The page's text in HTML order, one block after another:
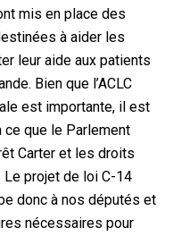
mis en place des
à aider les
leur aide aux patients
Bien que l’ACLC
est importante, il est
que le Parlement
Carter et les droits
Le projet de loi C-14
donc à nos députés et
nécessaires pour